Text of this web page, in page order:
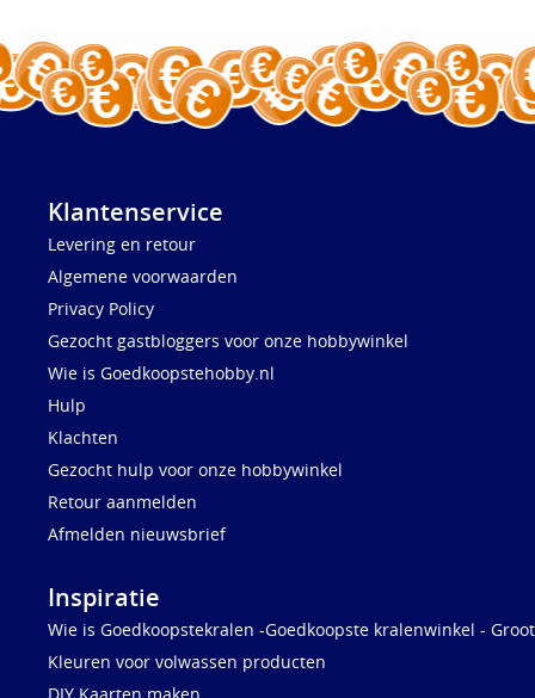
Klantenservice
Levering en retour
Algemene voorwaarden
Privacy Policy
Gezocht gastbloggers voor onze hobbywinkel
Wie is Goedkoopstehobby.nl
Hulp
Klachten
Gezocht hulp voor onze hobbywinkel
Retour aanmelden
Afmelden nieuwsbrief
Inspiratie
Wie is Goedkoopstekralen -Goedkoopste kralenwinkel -
Kleuren voor volwassen producten